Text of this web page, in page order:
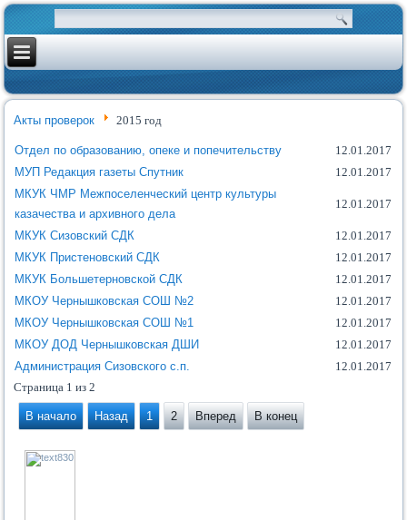
Акты проверок 2015 год
Отдел по образованию, опеке и попечительству
12.01.2017
МУП Редакция газеты Спутник
12.01.2017
МКУК ЧМР Межпоселенческий центр культуры
казачества и архивного дела
12.01.2017
МКУК Сизовский СДК
12.01.2017
МКУК Пристеновский СДК
12.01.2017
МКУК Большетерновской СДК
12.01.2017
МКОУ Чернышковская СОШ №2
12.01.2017
МКОУ Чернышковская СОШ №1
12.01.2017
МКОУ ДОД Чернышковская ДШИ
12.01.2017
Администрация Сизовского с.п.
12.01.2017
Страница 1 из 2
В начало Назад 1 2 Вперед В конец